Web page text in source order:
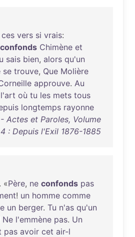
ces vers si vrais:
confonds Chimène et
sais bien, alors qu'un
se trouve, Que Molière
approuve. Au
l'art où tu les mets tous
longtemps rayonne
Actes et Paroles, Volume
4 : Depuis l'Exil 1876-1885
. «Père, ne confonds pas
! un homme comme
un berger. Tu n'as qu'un
Ne l'emmène pas. Un
pas avoir cet air-l